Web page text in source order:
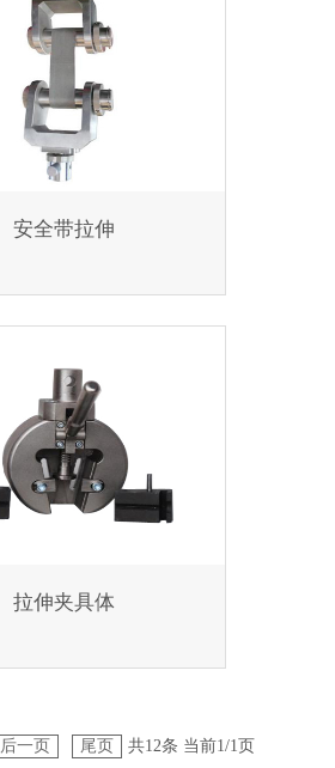
安全带拉伸
拉伸夹具体
共12条 当前1/1页
后一页 尾页